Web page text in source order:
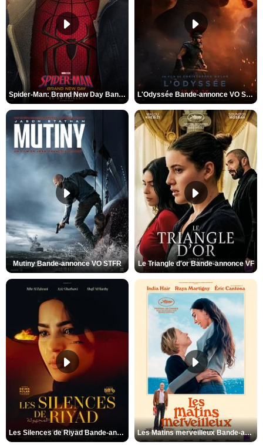
Spider-Man: Brand New Day Bande-annonce VO STFR L'Odyssée Bande-annonce VO STFR
Mutiny Bande-annonce VO STFR Le Triangle d'or Bande-annonce VF
Les Silences de Riyad Bande-annonce VO STFR Les Matins merveilleux Bande-annonce VF